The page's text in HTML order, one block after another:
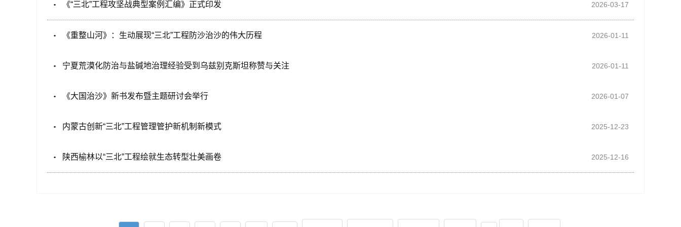
2026-03-17
《“三北”工程攻坚战典型案例汇编》正式印发
2026-01-11
《重整山河》：生动展现“三北”工程防沙治沙的伟大历程
2026-01-11
宁夏荒漠化防治与盐碱地治理经验受到乌兹别克斯坦称赞与关注
2026-01-07
《大国治沙》新书发布暨主题研讨会举行
2025-12-23
内蒙古创新“三北”工程管理管护新机制新模式
2025-12-16
陕西榆林以“三北”工程绘就生态转型壮美画卷